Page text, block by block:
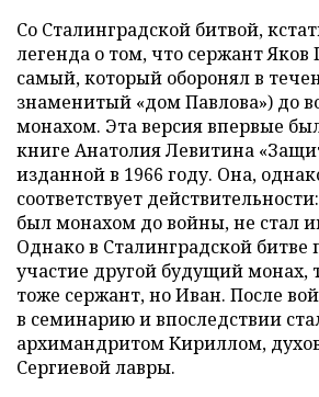
Со Сталинградской битвой,
легенда о том, что сержант Яков
самый, который оборонял в
знаменитый «дом Павлова») до
монахом. Эта версия впервые
книге Анатолия Левитина
изданной в 1966 году. Она,
соответствует
был монахом до войны, не стал
Однако в Сталинградской
участие другой будущий монах,
тоже сержант, но Иван. После
в семинарию и впоследствии
архимандритом Кириллом,
Сергиевой лавры.